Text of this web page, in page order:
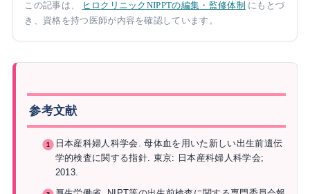
この記事は、 ヒロクリニックNIPPTの編集・監修体制 にもとづ
き、資格を持つ医師が内容を確認しています。
参考文献
日本産科婦人科学会. 母体血を用いた新しい出生前遺伝
学的検査に関する指針. 東京: 日本産科婦人科学会;
2013.